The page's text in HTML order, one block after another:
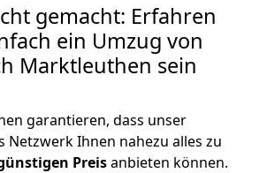
gemacht: Erfahren
ein Umzug von
Marktleuthen sein
garantieren, dass unser
Netzwerk Ihnen nahezu alles zu
Preisanbieten können.